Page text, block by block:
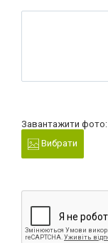
Завантажити фото:
Вибрати